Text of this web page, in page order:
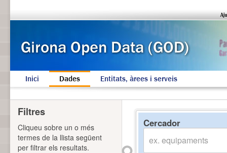
Inici Dades Entitats, àrees i serveis
Cercador
Filtres
Cliqueu sobre un o més
termes de la llista següent
per filtrar els resultats.